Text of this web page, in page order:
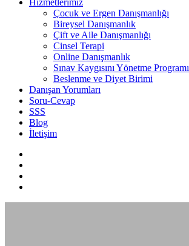
Hizmetlerimiz
Çocuk ve Ergen Danışmanlığı
Bireysel Danışmanlık
Çift ve Aile Danışmanlığı
Cinsel Terapi
Online Danışmanlık
Sınav Kaygısını Yönetme Programı
Beslenme ve Diyet Birimi
Danışan Yorumları
Soru-Cevap
SSS
Blog
İletişim